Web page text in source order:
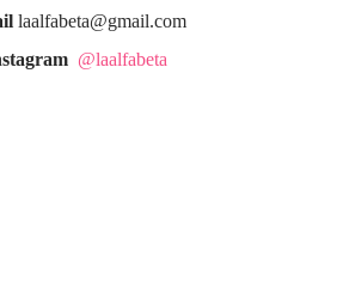
laalfabeta@gmail.com
@laalfabeta